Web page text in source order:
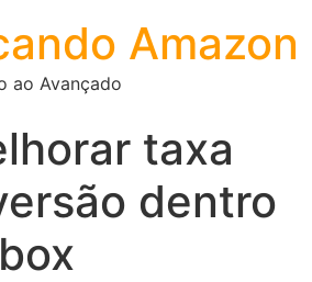
Amazon
ao Avançado
taxa
dentro